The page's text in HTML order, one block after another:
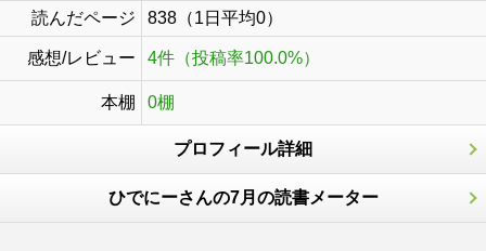
読んだページ
838（1日平均0）
感想/レビュー 4件（投稿率100.0%）
本棚 0棚
プロフィール詳細
ひでにーさんの7月の読書メーター